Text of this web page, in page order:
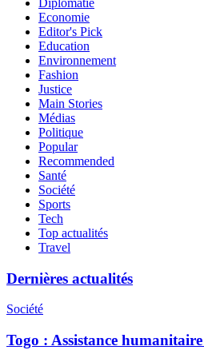
Diplomatie
Economie
Editor's Pick
Education
Environnement
Fashion
Justice
Main Stories
Médias
Politique
Popular
Recommended
Santé
Société
Sports
Tech
Top actualités
Travel
Dernières actualités
Société
Togo : Assistance